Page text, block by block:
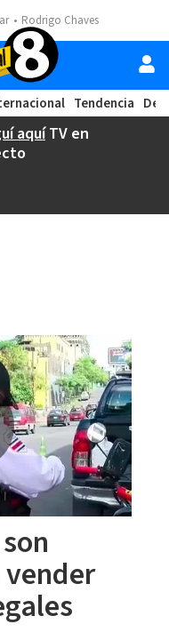
Rodrigo Chaves
Tendencia
aquíTV en